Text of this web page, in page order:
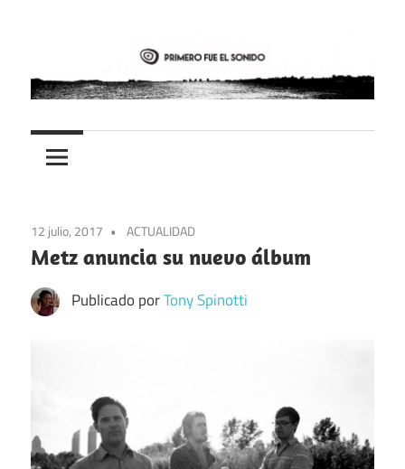
Primero
fue
el
sonido
PFES
12 julio, 2017 ACTUALIDAD
Metz anuncia su nuevo álbum
Publicado porTony Spinotti